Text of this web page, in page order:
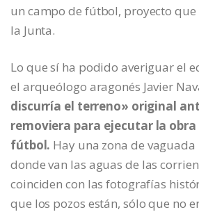
un campo de fútbol, proyecto
la Junta.
Lo que sí ha podido averiguar el
el arqueólogo aragonés Javier
discurría el terreno» original
removiera para ejecutar la obra
fútbol. Hay una zona de
donde van las aguas de las
coinciden con las fotografías
que los pozos están, sólo que no